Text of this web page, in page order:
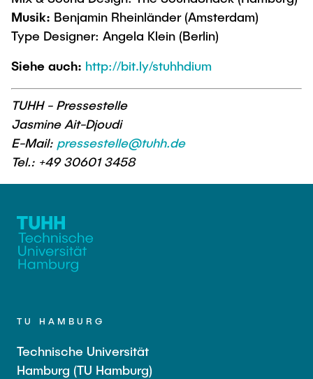
Musik: Benjamin Rheinländer (Amsterdam)
Type Designer: Angela Klein (Berlin)
Siehe auch: http://bit.ly/stuhhdium
TUHH - Pressestelle
Jasmine Ait-Djoudi
E-Mail: pressestelle@tuhh.de
Tel.: +49 30601 3458
TU HAMBURG
Technische Universität
Hamburg (TU Hamburg)